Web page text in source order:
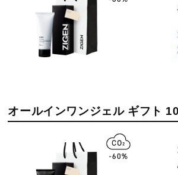
オールインワンジェル ギフト